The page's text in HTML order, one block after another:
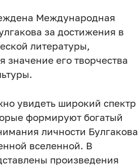
Международная
за достижения в
литературы,
его творчества
увидеть широкий спектр
формируют богатый
личности Булгакова
вселенной. В
произведения